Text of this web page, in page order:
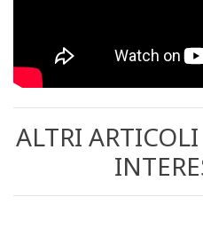
ALTRI